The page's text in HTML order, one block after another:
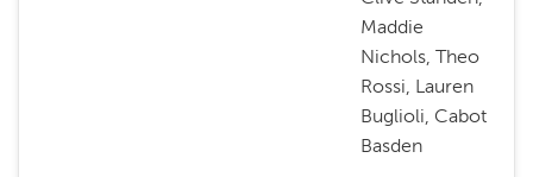
Maddie
Nichols, Theo
Rossi, Lauren
Buglioli, Cabot
Basden